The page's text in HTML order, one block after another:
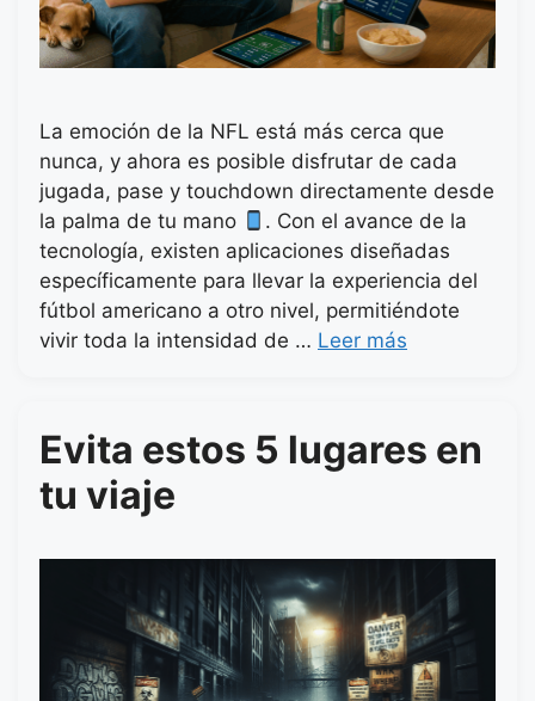
La emoción de la NFL está más cerca que
nunca, y ahora es posible disfrutar de cada
jugada, pase y touchdown directamente desde
la palma de tu mano
. Con el avance de la
tecnología, existen aplicaciones diseñadas
específicamente para llevar la experiencia del
fútbol americano a otro nivel, permitiéndote
vivir toda la intensidad de … Leer más
Evita estos 5 lugares en
tu viaje